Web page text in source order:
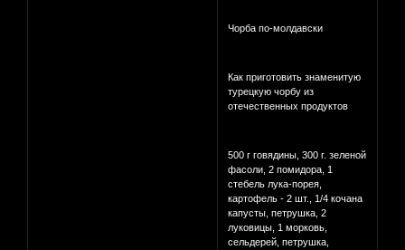
Чорба по-молдавски
Как приготовить знаменитую
турецкую чорбу из
отечественных продуктов
500 г говядины, 300 г. зеленой
фасоли, 2 помидора, 1
стебель лука-порея,
картофель - 2 шт., 1/4 кочана
капусты, петрушка, 2
луковицы, 1 морковь,
сельдерей, петрушка,